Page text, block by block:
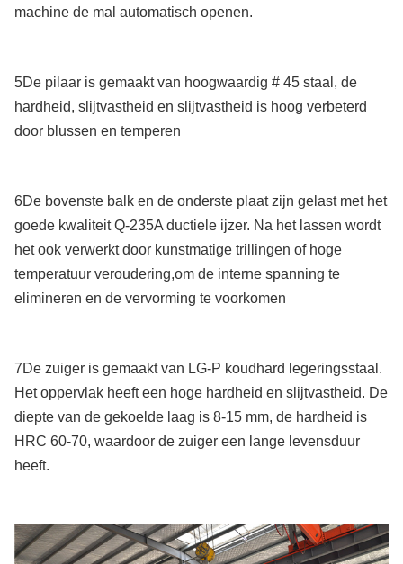
machine de mal automatisch openen.
5De pilaar is gemaakt van hoogwaardig # 45 staal, de
hardheid, slijtvastheid en slijtvastheid is hoog verbeterd
door blussen en temperen
6De bovenste balk en de onderste plaat zijn gelast met het
goede kwaliteit Q-235A ductiele ijzer. Na het lassen wordt
het ook verwerkt door kunstmatige trillingen of hoge
temperatuur veroudering,om de interne spanning te
elimineren en de vervorming te voorkomen
7De zuiger is gemaakt van LG-P koudhard legeringsstaal.
Het oppervlak heeft een hoge hardheid en slijtvastheid. De
diepte van de gekoelde laag is 8-15 mm, de hardheid is
HRC 60-70, waardoor de zuiger een lange levensduur
heeft.